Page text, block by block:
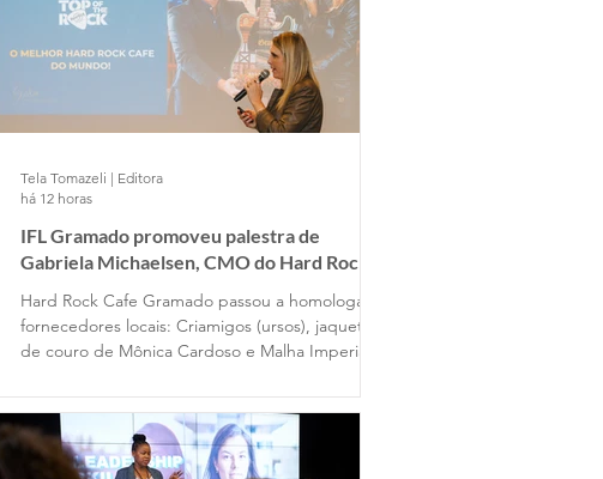
IFL Gramado promoveu palestra de
Gabriela Michaelsen, CMO do Hard Rock
Hard Rock Cafe Gramado passou a homologar
fornecedores locais: Criamigos (ursos), jaquetas
de couro de Mônica Cardoso e Malha Imperial
Tela Tomazeli | Editora
há 12 horas